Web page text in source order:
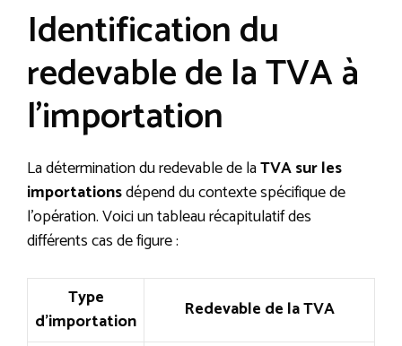
Identification du
redevable de la TVA à
l’importation
La détermination du redevable de laTVA sur les
importationsdépend du contexte spécifique de
l’opération. Voici un tableau récapitulatif des
différents cas de figure :
Type
d’importation
Redevable de la TVA